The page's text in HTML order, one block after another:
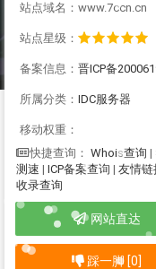
站点域名：www.7ccn.cn
站点星级：
备案信息： 晋ICP备
所属分类： IDC服务器
移动权重：
快捷查询： Whois查询 |
测速 | ICP备案查询 | 友情链
收录查询
网站直达
踩一脚 [0]